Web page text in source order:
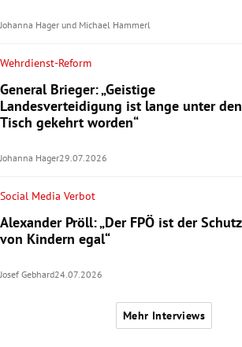
Johanna Hager und Michael Hammerl
Wehrdienst-Reform
General Brieger: „Geistige
Landesverteidigung ist lange unter den
Tisch gekehrt worden“
Johanna Hager29.07.2026
Social Media Verbot
Alexander Pröll: „Der FPÖ ist der Schutz
von Kindern egal“
Josef Gebhard24.07.2026
Mehr Interviews